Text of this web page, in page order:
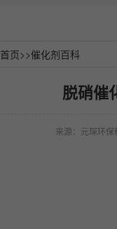
首页>>催化剂百科
脱硝催
来源：元琛环保